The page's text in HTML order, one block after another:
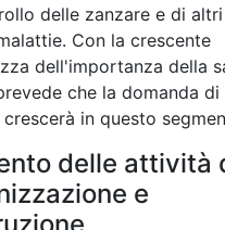
delle zanzare e di
Con la crescente
dell'importanza della
che la domanda
in questo
delle attività
e